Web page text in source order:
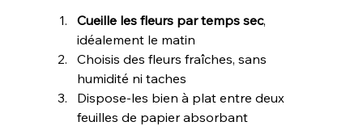
Cueille les fleurs par temps sec,
idéalement le matin
Choisis des fleurs fraîches, sans
humidité ni taches
Dispose-les bien à plat entre deux
feuilles de papier absorbant